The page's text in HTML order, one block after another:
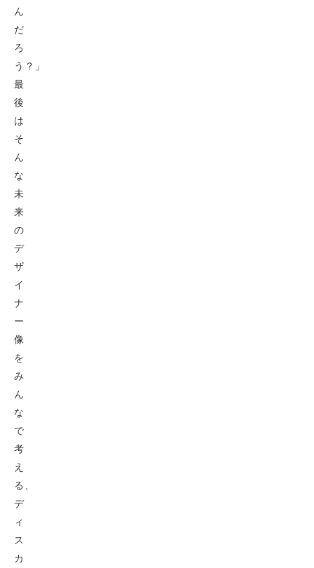
ん
だ
ろ
う？」
最
後
は
そ
ん
な
未
来
の
デ
ザ
イ
ナ
ー
像
を
み
ん
な
で
考
え
る、
デ
ィ
ス
カ